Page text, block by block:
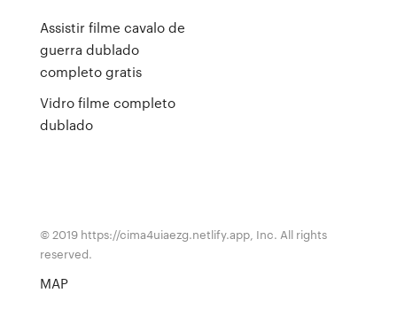
Assistir filme cavalo de
guerra dublado
completo gratis
Vidro filme completo
dublado
© 2019 https://cima4uiaezg.netlify.app, Inc. All rights
reserved.
MAP